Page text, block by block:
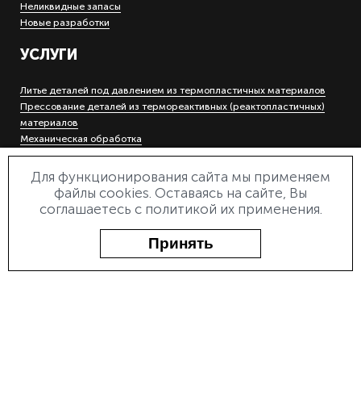
Неликвидные запасы
Новые разработки
УСЛУГИ
Литье деталей под давлением из термопластичных материалов
Прессование деталей из термореактивных (реактопластичных)
материалов
Механическая обработка
Холодная штамповка деталей на кривошипных прессах
Гальваническое покрытие металлов
Инструментальное производство
Электроэрозионная прошивная и вырезная обработка
О ПРЕДПРИЯТИИ
Для функционирования сайта мы применяем
файлы cookies. Оставаясь на сайте, Вы
соглашаетесь с политикой их применения.
Принять